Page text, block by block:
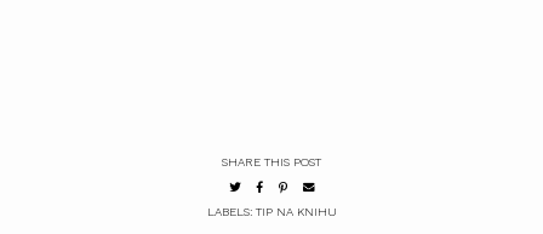
SHARE THIS POST
LABELS: TIP NA KNIHU